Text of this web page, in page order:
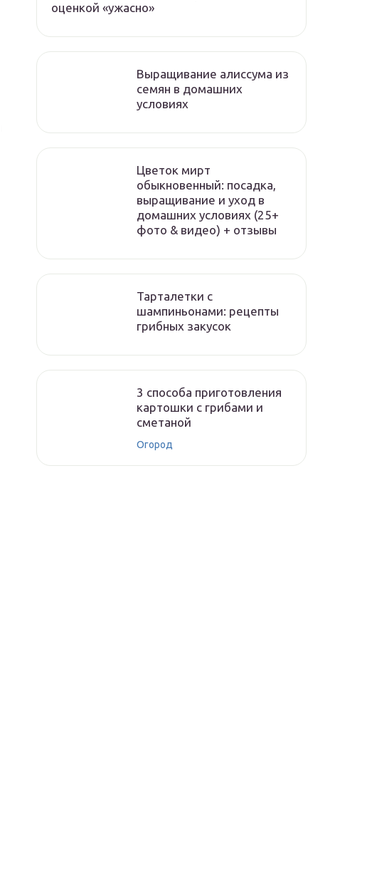
оценкой «ужасно»
Выращивание алиссума из
семян в домашних
условиях
Цветок мирт
обыкновенный: посадка,
выращивание и уход в
домашних условиях (25+
фото & видео) + отзывы
Тарталетки с
шампиньонами: рецепты
грибных закусок
3 способа приготовления
картошки с грибами и
сметаной
Огород